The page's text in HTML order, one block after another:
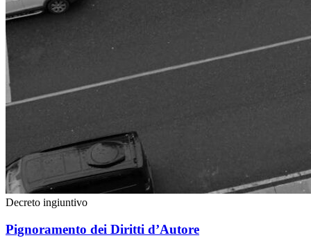
Decreto ingiuntivo
Pignoramento dei Diritti d’Autore